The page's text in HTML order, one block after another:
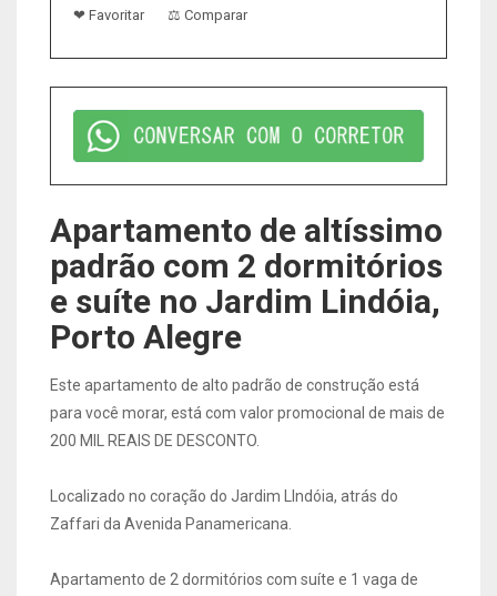
❤ Favoritar ⚖ Comparar
Apartamento de altíssimo
padrão com 2 dormitórios
e suíte no Jardim Lindóia,
Porto Alegre
Este apartamento de alto padrão de construção está
para você morar, está com valor promocional de mais de
200 MIL REAIS DE DESCONTO.
Localizado no coração do Jardim LIndóia, atrás do
Zaffari da Avenida Panamericana.
Apartamento de 2 dormitórios com suíte e 1 vaga de